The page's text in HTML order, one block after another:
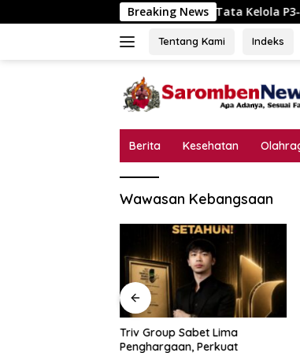
ke
Breaking News
Skandal Tata Kelola P3-TGAI
Tentang Kami Indeks
Berita Kesehatan
Wawasan Kebangsaan
Triv Group Sabet Lima
Penghargaan, Perkuat